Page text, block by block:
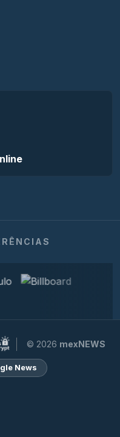
© 2026 mexNEWS
News